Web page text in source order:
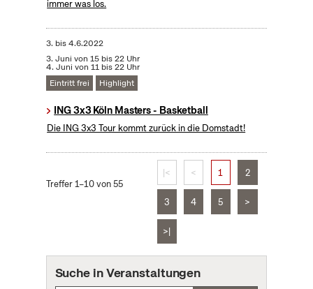
immer was los.
3. bis4.6.2022
3. Juni von 15 bis 22 Uhr
4. Juni von 11 bis 22 Uhr
Eintritt frei
Highlight
ING 3x3 Köln Masters - Basketball
Die ING 3x3 Tour kommt zurück in die Domstadt!
Treffer 1–10 von 55
|< < 1 2
3 4 5 >
>|
Suche in Veranstaltungen